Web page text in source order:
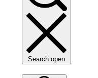
Search open